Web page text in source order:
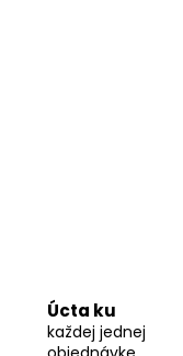
Úcta ku
každej jednej